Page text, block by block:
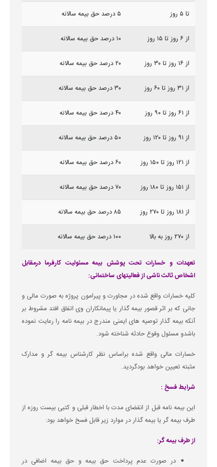
تا ۵ روز ۵ درصد حق بیمه سالانه
از ۶ روز تا ۱۵ روز ۱۰ درصد حق بیمه سالانه
از ۱۶ روز تا ۳۰ روز ۲۰ درصد حق بیمه سالانه
از ۳۱ روز تا ۶۰ روز ۳۰ درصد حق بیمه سالانه
از ۶۱ روز تا ۹۰ روز ۴۰ درصد حق بیمه سالانه
از ۹۱ روز تا ۱۲۰ روز ۵۰ درصد حق بیمه سالانه
از ۱۲۱ روز تا ۱۵۰ روز ۶۰ درصد حق بیمه سالانه
از ۱۵۱ روز تا ۱۸۰ روز ۷۰ درصد حق بیمه سالانه
از ۱۸۱ روز تا ۲۷۰ روز ۸۵ درصد حق بیمه سالانه
از ۲۷۰ روز به بالا ۱۰۰ درصد حق بیمه سالانه
تعهدات و خسارات تحت پوشش بیمه مسئولیت کارفرما درمقابل
اشخاص ثالث ناشی از فعالیتهای ساختمانی:
کلیه خسارات واقع شده در مجاورت و پیرامون پروژه به صورت مالی و
جانی که بر اثر قصور بیمه گذار یا پیمانکاران وی اتفاق افتد مشروط بر
آنکه بیمه گذار توصیه های ایمنی مندرج در بیمه نامه را رعایت نموده
باشدو مسئول وقوع حادثه شناخته شود.
خسارات مالی واقع شده براساس نظر کارشناس بیمه گر و مدارک
مثبته تعیین خواهد بودگردید.
شرایط فسخ :
این بیمه نامه قبل از انقضای مدت با اخطار قبلی و کتبی بیست روزه از
طرف بیمه گر یا بیمه گذار در موارد زیر قابل فسخ خواهد بود:
از طرف بیمه گر:
در صورت عدم پرداخت حق بیمه و حق بیمه اضافی در